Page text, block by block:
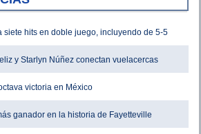
siete hits en doble juego, incluyendo de 5-5
y Starlyn Núñez conectan vuelacercas
victoria en México
ganador en la historia de Fayetteville